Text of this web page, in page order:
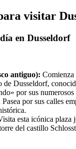
visitar
en Dusseldorf
antiguo): Comienza
de Dusseldorf,
por sus numerosos
por sus calles
esta icónica plaza
del castillo